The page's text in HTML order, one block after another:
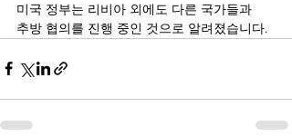
미국 정부는 리비아 외에도 다른 국가들과
추방 협의를 진행 중인 것으로 알려졌습니다.